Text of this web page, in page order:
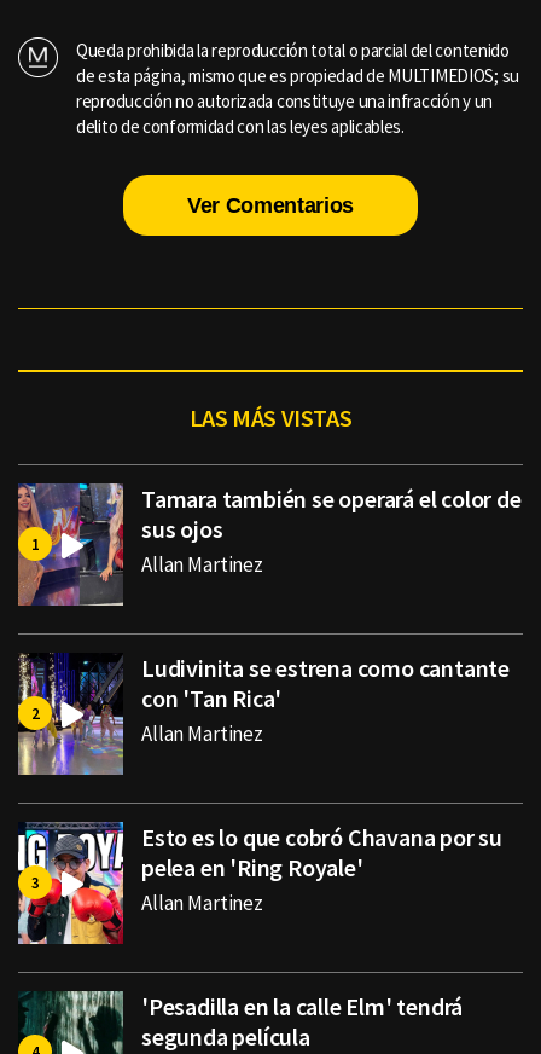
Queda prohibida la reproducción total o parcial del contenido
de esta página, mismo que es propiedad de MULTIMEDIOS; su
reproducción no autorizada constituye una infracción y un
delito de conformidad con las leyes aplicables.
Ver Comentarios
LAS MÁS VISTAS
Tamara también se operará el color de
sus ojos
Allan Martinez
Ludivinita se estrena como cantante
con 'Tan Rica'
Allan Martinez
Esto es lo que cobró Chavana por su
pelea en 'Ring Royale'
Allan Martinez
'Pesadilla en la calle Elm' tendrá
segunda película